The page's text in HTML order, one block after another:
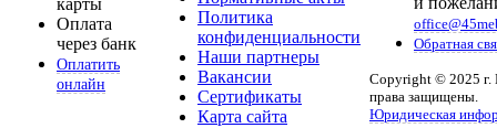
карты
Оплата
через банк
Оплатить
онлайн
Политика
конфиденциальности
Наши партнеры
Вакансии
Сертификаты
Карта сайта
Обратная
Copyright © 2025 г.
права защищены.
Юридическая